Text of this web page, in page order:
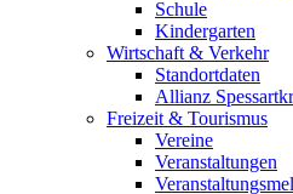
Schule
Kindergarten
Wirtschaft & Verkehr
Standortdaten
Allianz
Freizeit & Tourismus
Vereine
Veranstaltungen